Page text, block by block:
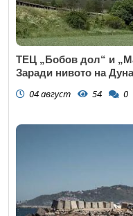
ТЕЦ „Бобов дол“ и
Заради нивото на
04 август 54 0